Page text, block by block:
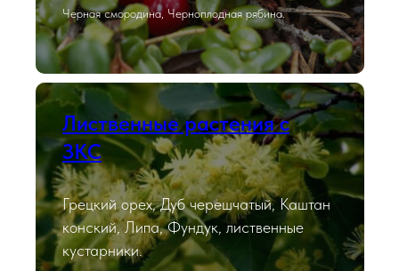
Черная смородина, Черноплодная рябина.
Лиственные растения с
ЗКС
Грецкий орех, Дуб черешчатый, Каштан
конский, Липа, Фундук, лиственные
кустарники.